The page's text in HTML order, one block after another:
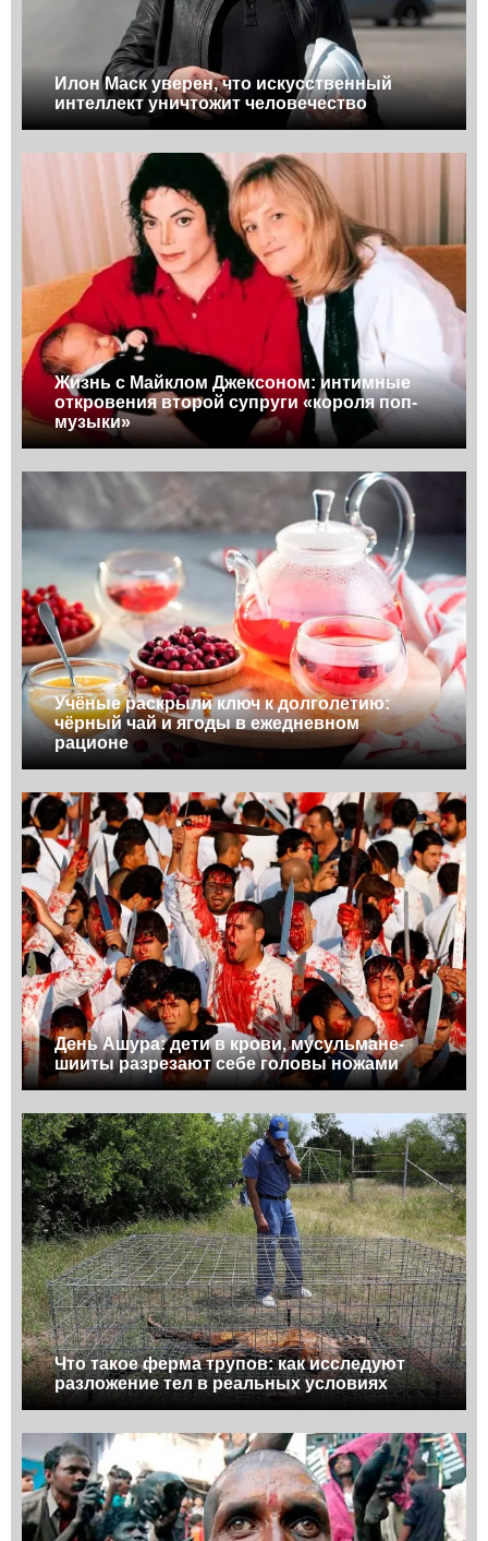
Илон Маск уверен, что искусственный
интеллект уничтожит человечество
Жизнь с Майклом Джексоном: интимные
откровения второй супруги «короля поп-
музыки»
Учёные раскрыли ключ к долголетию:
чёрный чай и ягоды в ежедневном
рационе
День Ашура: дети в крови, мусульмане-
шииты разрезают себе головы ножами
Что такое ферма трупов: как исследуют
разложение тел в реальных условиях